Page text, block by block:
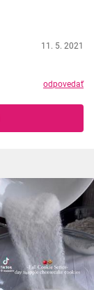
11. 5. 2021
odpovedať